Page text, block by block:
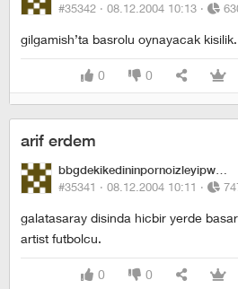
#35342 · 08.12.2004 10:13 ·
gilgamish’ta basrolu oynayacak kisilik.
0 0
arif erdem
#35341 · 08.12.2004 10:11 ·
galatasaray disinda hicbir yerde
artist futbolcu.
0 0